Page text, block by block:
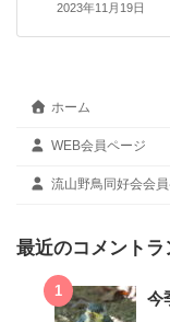
2023年11月19日
ホーム
WEB会員ページ
流山野鳥同好会会
最近のコメントラ
今